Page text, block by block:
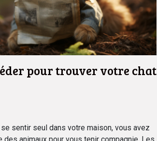
pour trouver votre chat
sentir seul dans votre maison, vous avez